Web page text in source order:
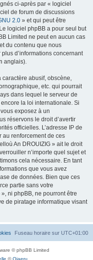
ci-après par « logiciel
de forum de discussions
2.0 » et qui peut être
logiciel phpBB a pour seul but
Limited ne peut en aucun cas
du contenu que nous
d’informations concernant
anglais).
abusif, obscène,
etc. qui pourrait
dans lequel le serveur de
la loi internationale. Si
exposez à un
réservons le droit d’avertir
officielles. L’adresse IP de
au renforcement de ces
An DROUIZIG » ait le droit
n’importe quel sujet et
cela nécessaire. En tant
que vous avez
de données. Bien que ces
partie sans votre
ni phpBB, ne pourront être
de piratage informatique visant
Fuseau horaire sur UTC+01:00
© phpBB Limited
©Qiaeru